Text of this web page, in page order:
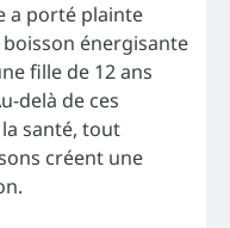
a porté plainte
énergisante
fille de 12 ans
delà de ces
santé, tout
créent une